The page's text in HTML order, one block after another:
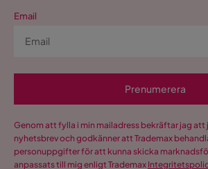
Email
Prenumerera
Genom att fylla i min mailadress bekräftar jag att
nyhetsbrev och godkänner att Trademax
personuppgifter för att kunna skicka
anpassats till mig enligt Trademax